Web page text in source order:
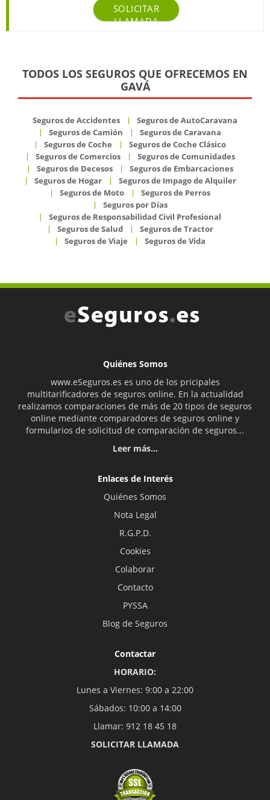
SOLICITAR
LLAMADA
TODOS LOS SEGUROS QUE OFRECEMOS EN
GAVÁ
Seguros de Accidentes
Seguros de AutoCaravana
Seguros de Camión
Seguros de Caravana
Seguros de Coche
Seguros de Coche Clásico
Seguros de Comercios
Seguros de Comunidades
Seguros de Decesos
Seguros de Embarcaciones
Seguros de Hogar
Seguros de Impago de Alquiler
Seguros de Moto
Seguros de Perros
Seguros por Días
Seguros de Responsabilidad Civil Profesional
Seguros de Salud
Seguros de Tractor
Seguros de Viaje
Seguros de Vida
Quiénes Somos
www.eSeguros.es es uno de los pricipales
multitarificadores de seguros online. En la actualidad
realizamos comparaciones de más de 20 tipos de seguros
online mediante comparadores de seguros online y
formularios de solicitud de comparación de seguros...
Leer más...
Enlaces de Interés
Quiénes Somos
Nota Legal
R.G.P.D.
Cookies
Colaborar
Contacto
PYSSA
Blog de Seguros
Contactar
HORARIO:
Lunes a Viernes: 9:00 a 22:00
Sábados: 10:00 a 14:00
Llamar: 912 18 45 18
SOLICITAR LLAMADA